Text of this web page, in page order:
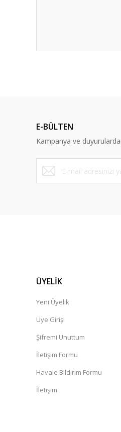
E-BÜLTEN
Kampanya ve
ÜYELİK
Yeni Üyelik
Üye Girişi
Şifremi Unuttum
İletişim Formu
Havale Bildirim Formu
İletişim